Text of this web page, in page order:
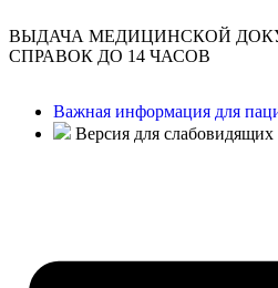
ВЫДАЧА МЕДИЦИНСКОЙ
СПРАВОК ДО 14 ЧАСОВ
Важная информация для
Версия для слабовидящих